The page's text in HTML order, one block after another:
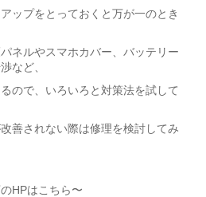
ップをとっておくと万が一のとき
ネルやスマホカバー、バッテリー
など、
ので、いろいろと対策法を試して
善されない際は修理を検討してみ
HPはこちら〜